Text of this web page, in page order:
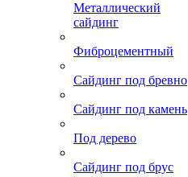
Металлический
сайдинг
Фиброцементный
Сайдинг под бревно
Сайдинг под камень
Под дерево
Сайдинг под брус